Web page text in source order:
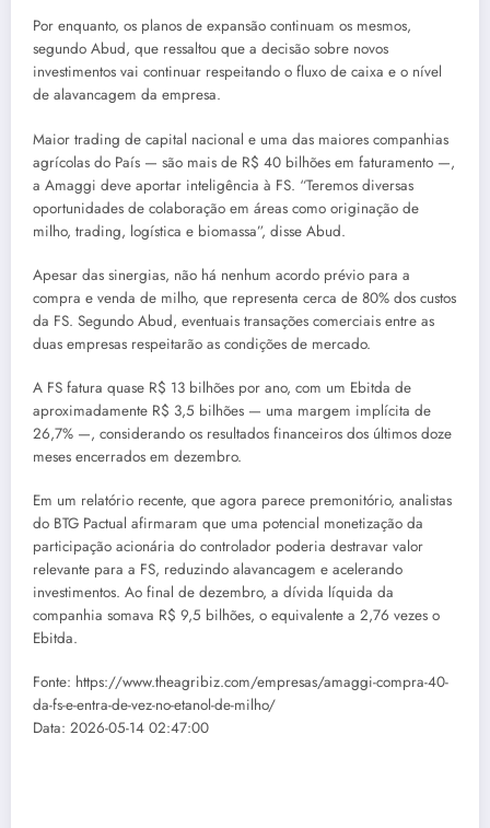
Por enquanto, os planos de expansão continuam os mesmos,
segundo Abud, que ressaltou que a decisão sobre novos
investimentos vai continuar respeitando o fluxo de caixa e o nível
de alavancagem da empresa.
Maior trading de capital nacional e uma das maiores companhias
agrícolas do País — são mais de R$ 40 bilhões em faturamento —,
a Amaggi deve aportar inteligência à FS. “Teremos diversas
oportunidades de colaboração em áreas como originação de
milho, trading, logística e biomassa”, disse Abud.
Apesar das sinergias, não há nenhum acordo prévio para a
compra e venda de milho, que representa cerca de 80% dos custos
da FS. Segundo Abud, eventuais transações comerciais entre as
duas empresas respeitarão as condições de mercado.
A FS fatura quase R$ 13 bilhões por ano, com um Ebitda de
aproximadamente R$ 3,5 bilhões — uma margem implícita de
26,7% —, considerando os resultados financeiros dos últimos doze
meses encerrados em dezembro.
Em um relatório recente, que agora parece premonitório, analistas
do BTG Pactual afirmaram que uma potencial monetização da
participação acionária do controlador poderia destravar valor
relevante para a FS, reduzindo alavancagem e acelerando
investimentos. Ao final de dezembro, a dívida líquida da
companhia somava R$ 9,5 bilhões, o equivalente a 2,76 vezes o
Ebitda.
Fonte: https://www.theagribiz.com/empresas/amaggi-compra-40-
da-fs-e-entra-de-vez-no-etanol-de-milho/
Data: 2026-05-14 02:47:00